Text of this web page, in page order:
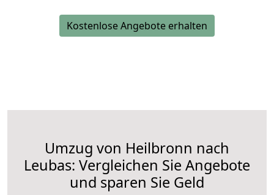
Kostenlose Angebote erhalten
Umzug von Heilbronn nach
Leubas: Vergleichen Sie Angebote
und sparen Sie Geld